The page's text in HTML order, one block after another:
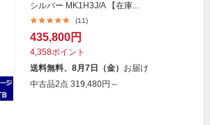
シルバー MK1H3J/A 【在庫...
(11)
435,800円
4,358ポイント
送料無料、8月7日（金） お届け
中古品2点 319,480円～